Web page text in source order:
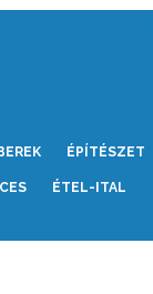
ÉPÍTÉSZET
ÉTEL-ITAL